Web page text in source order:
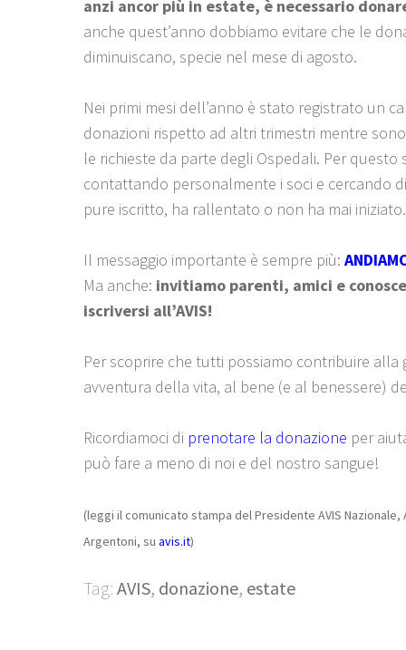
anzi ancor più in estate, è necessario
anche quest’anno dobbiamo evitare che le
diminuiscano, specie nel mese di agosto.
Nei primi mesi dell’anno è stato registrato un
donazioni rispetto ad altri trimestri mentre
le richieste da parte degli Ospedali. Per questo
contattando personalmente i soci e cercando
pure iscritto, ha rallentato o non ha mai iniziato.
Il messaggio importante è sempre più:
Ma anche: invitiamo parenti, amici e
iscriversi all’AVIS!
Per scoprire che tutti possiamo contribuire alla
avventura della vita, al bene (e al benessere)
Ricordiamoci di prenotare la donazione per
può fare a meno di noi e del nostro sangue!
(leggi il comunicato stampa del Presidente AVIS Nazionale,
Argentoni, su avis.it)
Tag: AVIS, donazione, estate